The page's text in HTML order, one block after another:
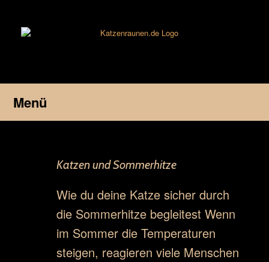
springen
Menü
Katzen und Sommerhitze
Wie du deine Katze sicher durch
die Sommerhitze begleitest Wenn
im Sommer die Temperaturen
steigen, reagieren viele Menschen